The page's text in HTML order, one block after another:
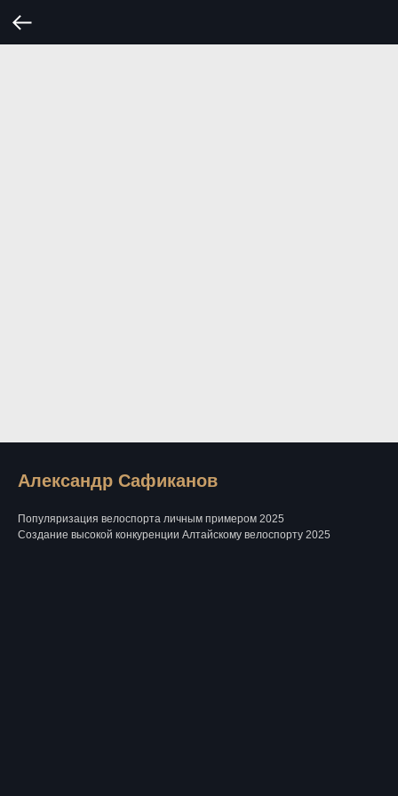
Александр Сафиканов
Популяризация велоспорта личным примером 2025
Создание высокой конкуренции Алтайскому велоспорту 2025